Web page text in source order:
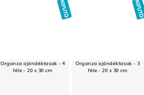
Organza ajándéktasak - 4
féle - 20 x 30 cm
Organza ajándéktasak - 3
féle - 20 x 30 cm